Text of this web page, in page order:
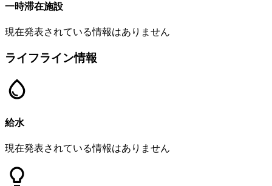
一時滞在施設
現在発表されている情報はありません
ライフライン情報
給水
現在発表されている情報はありません